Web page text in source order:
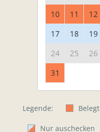
10
11 12
17
18 19
24
25 26
31
Legende: Belegt
Nur auschecken